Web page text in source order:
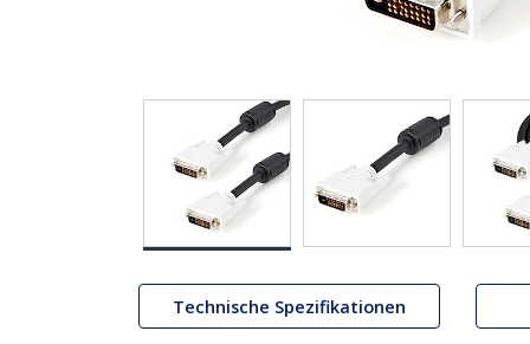
Technische Spezifikationen